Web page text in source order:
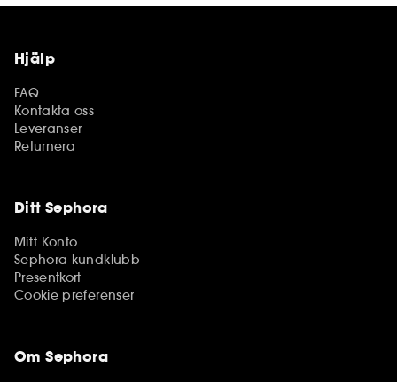
Hjälp
FAQ
Kontakta oss
Leveranser
Returnera
Ditt Sephora
Mitt Konto
Sephora kundklubb
Presentkort
Cookie preferenser
Om Sephora